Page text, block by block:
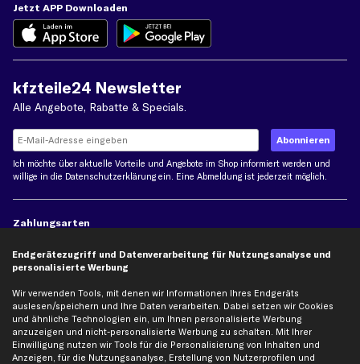
Jetzt APP Downloaden
kfzteile24 Newsletter
Alle Angebote, Rabatte & Specials.
Ich möchte über aktuelle Vorteile und Angebote im Shop informiert werden und
willige in die Datenschutzerklärung ein. Eine Abmeldung ist jederzeit möglich.
Zahlungsarten
Rechnung
Vorkasse
Versand
Endgerätezugriff und Datenverarbeitung für Nutzungsanalyse und
personalisierte Werbung
Wir verwenden Tools, mit denen wir Informationen Ihres Endgeräts
auslesen/speichern und Ihre Daten verarbeiten. Dabei setzen wir Cookies
und ähnliche Technologien ein, um Ihnen personalisierte Werbung
anzuzeigen und nicht-personalisierte Werbung zu schalten. Mit Ihrer
Einwilligung nutzen wir Tools für die Personalisierung von Inhalten und
Anzeigen, für die Nutzungsanalyse, Erstellung von Nutzerprofilen und